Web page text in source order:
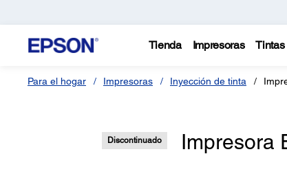
Tienda Impresoras Tintas
Para el hogar Impresoras Inyección de tinta
Discontinuado Impresora